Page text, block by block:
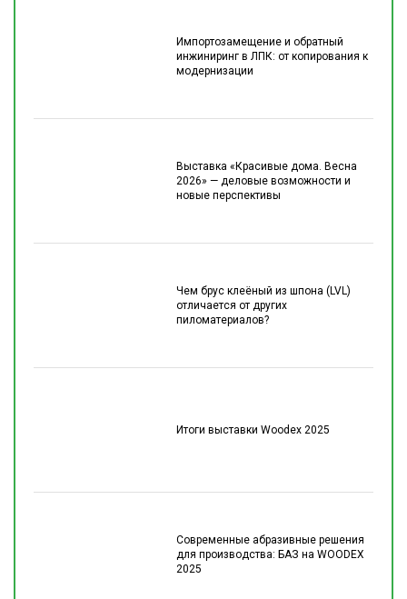
Импортозамещение и обратный
инжиниринг в ЛПК: от копирования к
модернизации
Выставка «Красивые дома. Весна
2026» — деловые возможности и
новые перспективы
Чем брус клеёный из шпона (LVL)
отличается от других
пиломатериалов?
Итоги выставки Woodex 2025
Современные абразивные решения
для производства: БАЗ на WOODEX
2025